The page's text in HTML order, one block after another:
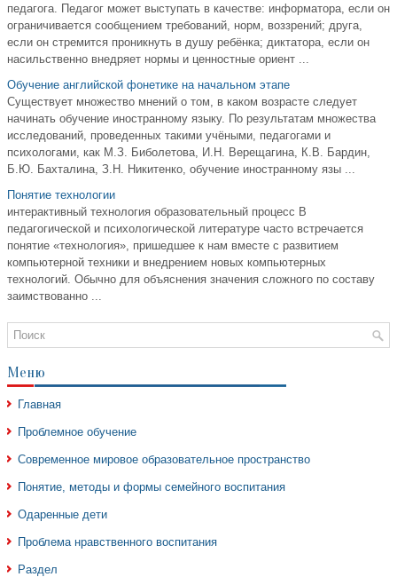
педагога. Педагог может выступать в качестве: информатора, если он
ограничивается сообщением требований, норм, воззрений; друга,
если он стремится проникнуть в душу ребёнка; диктатора, если он
насильственно внедряет нормы и ценностные ориент ...
Обучение английской фонетике на начальном этапе
Существует множество мнений о том, в каком возрасте следует
начинать обучение иностранному языку. По результатам множества
исследований, проведенных такими учёными, педагогами и
психологами, как М.З. Биболетова, И.Н. Верещагина, К.В. Бардин,
Б.Ю. Бахталина, З.Н. Никитенко, обучение иностранному язы ...
Понятие технологии
интерактивный технология образовательный процесс В
педагогической и психологической литературе часто встречается
понятие «технология», пришедшее к нам вместе с развитием
компьютерной техники и внедрением новых компьютерных
технологий. Обычно для объяснения значения сложного по составу
заимствованно ...
Меню
Главная
Проблемное обучение
Современное мировое образовательное пространство
Понятие, методы и формы семейного воспитания
Одаренные дети
Проблема нравственного воспитания
Раздел